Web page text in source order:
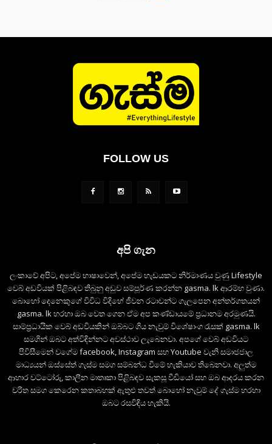
FOLLOW US
අපි ගැන
ලංකාවේ අපිට, අපේම භාෂාවෙන්, අපේම හැඩයකට නිර්මාණය වුණු Lifestyle
වෙබ් අඩවියක් පිළිබඳව තිබුනු අඩුව සම්පූර්ණ කරන්න gasma. lk ආරම්භ වුණා.
බොහෝ දෙනෙකුගේ විවිධ විදිහේ ජීවන රටාවන්ට ගැලපෙන අන්තර්ගතයන්
gasma. lk හරහා ඔබ වෙත ගෙන ඒම අප කණ්ඩායමේ ප්‍රධානම අරමුණයි.
සාම්ප්‍රධායික වෙබ් අඩවියකින් ඔබ්බට ගිය නැවුම් විශේෂාංග රැසක් gasma. lk
සමගින් ඔබට අත්විඳින්නට අවස්ථාව ලැබෙනවා. අපගේ වෙබ් අඩවියට
පිවිසීමෙන් වගේම facebook, Instagram සහ Youtube වැනි සමාජජාල
මාධ්‍යයන් ඔස්සේත් ගැස්ම සමග සම්බන්ධ වීමේ හැකියාව තිබෙනවා. අලුත්ම
ආහාර වට්ටෝරු, කාලීන මාතෘකා පිළිබඳව සැකසූ වීඩියෝ සහ ඔබ ආදරය කරන
චරිත සමග කෙරෙන කතාබහක් ඇතුළු තවත් බොහෝ නැවුම් දේ ගැස්ම හරහා
ඔබට රසවිඳිය හැකියි.